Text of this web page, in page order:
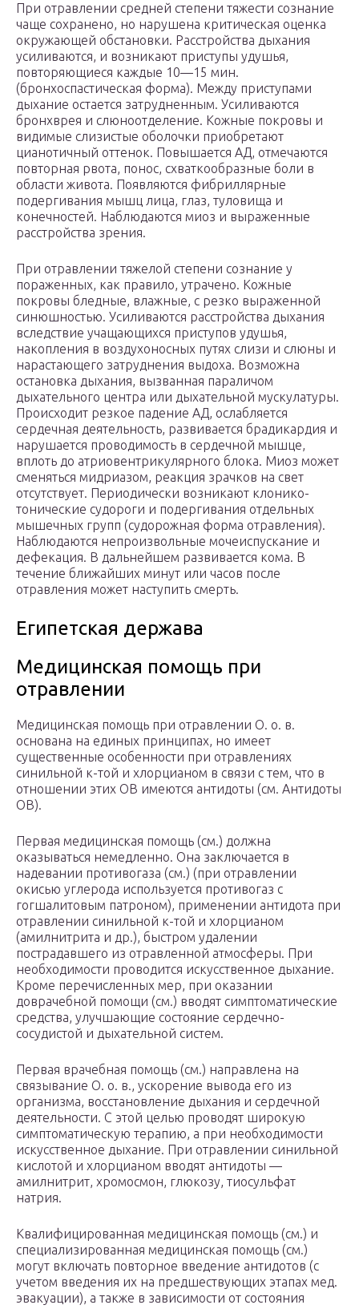
При отравлении средней степени тяжести сознание
чаще сохранено, но нарушена критическая оценка
окружающей обстановки. Расстройства дыхания
усиливаются, и возникают приступы удушья,
повторяющиеся каждые 10—15 мин.
(бронхоспастическая форма). Между приступами
дыхание остается затрудненным. Усиливаются
бронхврея и слюноотделение. Кожные покровы и
видимые слизистые оболочки приобретают
цианотичный оттенок. Повышается АД, отмечаются
повторная рвота, понос, схваткообразные боли в
области живота. Появляются фибриллярные
подергивания мышц лица, глаз, туловища и
конечностей. Наблюдаются миоз и выраженные
расстройства зрения.
При отравлении тяжелой степени сознание у
пораженных, как правило, утрачено. Кожные
покровы бледные, влажные, с резко выраженной
синюшностью. Усиливаются расстройства дыхания
вследствие учащающихся приступов удушья,
накопления в воздухоносных путях слизи и слюны и
нарастающего затруднения выдоха. Возможна
остановка дыхания, вызванная параличом
дыхательного центра или дыхательной мускулатуры.
Происходит резкое падение АД, ослабляется
сердечная деятельность, развивается брадикардия и
нарушается проводимость в сердечной мышце,
вплоть до атриовентрикулярного блока. Миоз может
сменяться мидриазом, реакция зрачков на свет
отсутствует. Периодически возникают клонико-
тонические судороги и подергивания отдельных
мышечных групп (судорожная форма отравления).
Наблюдаются непроизвольные мочеиспускание и
дефекация. В дальнейшем развивается кома. В
течение ближайших минут или часов после
отравления может наступить смерть.
Египетская держава
Медицинская помощь при
отравлении
Медицинская помощь при отравлении О. о. в.
основана на единых принципах, но имеет
существенные особенности при отравлениях
синильной к-той и хлорцианом в связи с тем, что в
отношении этих ОВ имеются антидоты (см. Антидоты
ОВ).
Первая медицинская помощь (см.) должна
оказываться немедленно. Она заключается в
надевании противогаза (см.) (при отравлении
окисью углерода используется противогаз с
гогшалитовым патроном), применении антидота при
отравлении синильной к-той и хлорцианом
(амилнитрита и др.), быстром удалении
пострадавшего из отравленной атмосферы. При
необходимости проводится искусственное дыхание.
Кроме перечисленных мер, при оказании
доврачебной помощи (см.) вводят симптоматические
средства, улучшающие состояние сердечно-
сосудистой и дыхательной систем.
Первая врачебная помощь (см.) направлена на
связывание О. о. в., ускорение вывода его из
организма, восстановление дыхания и сердечной
деятельности. С этой целью проводят широкую
симптоматическую терапию, а при необходимости
искусственное дыхание. При отравлении синильной
кислотой и хлорцианом вводят антидоты —
амилнитрит, хромосмон, глюкозу, тиосульфат
натрия.
Квалифицированная медицинская помощь (см.) и
специализированная медицинская помощь (см.)
могут включать повторное введение антидотов (с
учетом введения их на предшествующих этапах мед.
эвакуации), а также в зависимости от состояния